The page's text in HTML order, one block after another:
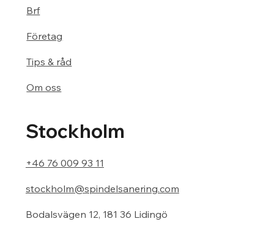
Brf
Företag
Tips & råd
Om oss
Stockholm
+46 76 009 93 11
Bodalsvägen 12, 181 36 Lidingö
stockholm@spindelsanering.com